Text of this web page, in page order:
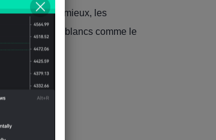
mieux, les
des cols blancs comme le